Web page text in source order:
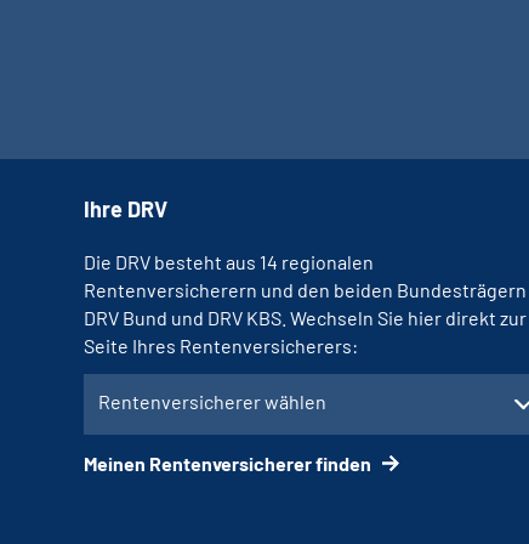
Ihre DRV
Die DRV besteht aus 14 regionalen
Rentenversicherern und den beiden Bundesträgern
DRV Bund und DRV KBS. Wechseln Sie hier direkt zur
Seite Ihres Rentenversicherers:
Rentenversicherer wählen
Meinen Rentenversicherer finden